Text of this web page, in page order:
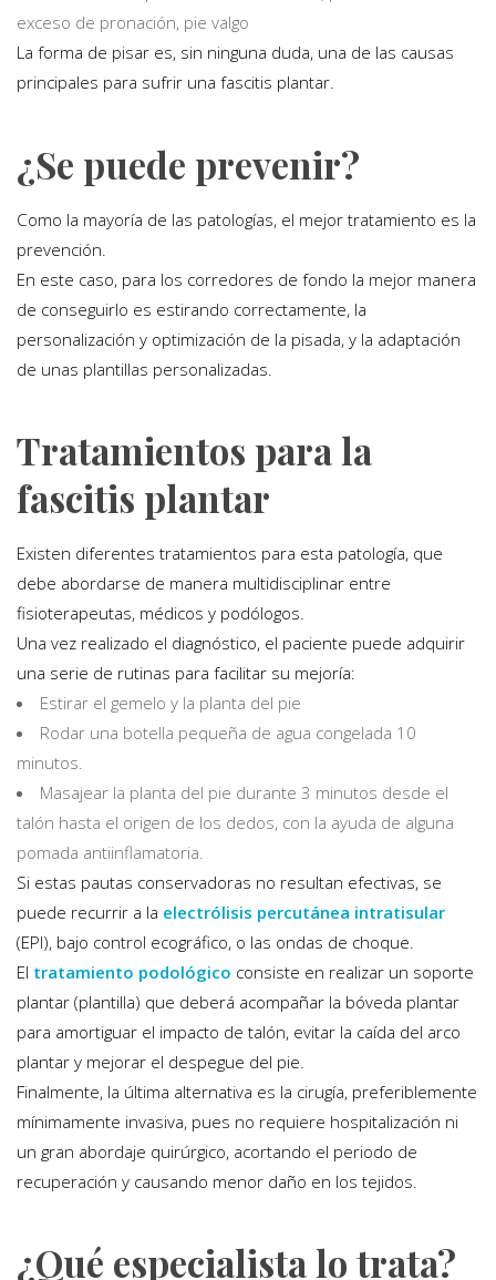
exceso de pronación, pie valgo
La forma de pisar es, sin ninguna duda, una de las causas
principales para sufrir una fascitis plantar.
¿Se puede prevenir?
Como la mayoría de las patologías, el mejor tratamiento es la
prevención.
En este caso, para los corredores de fondo la mejor manera
de conseguirlo es estirando correctamente, la
personalización y optimización de la pisada, y la adaptación
de unas plantillas personalizadas.
Tratamientos para la
fascitis plantar
Existen diferentes tratamientos para esta patología, que
debe abordarse de manera multidisciplinar entre
fisioterapeutas, médicos y podólogos.
Una vez realizado el diagnóstico, el paciente puede adquirir
una serie de rutinas para facilitar su mejoría:
Estirar el gemelo y la planta del pie
Rodar una botella pequeña de agua congelada 10
minutos.
Masajear la planta del pie durante 3 minutos desde el
talón hasta el origen de los dedos, con la ayuda de alguna
pomada antiinflamatoria.
Si estas pautas conservadoras no resultan efectivas, se
puede recurrir a la electrólisis percutánea intratisular
(EPI), bajo control ecográfico, o las ondas de choque.
El tratamiento podológico consiste en realizar un soporte
plantar (plantilla) que deberá acompañar la bóveda plantar
para amortiguar el impacto de talón, evitar la caída del arco
plantar y mejorar el despegue del pie.
Finalmente, la última alternativa es la cirugía, preferiblemente
mínimamente invasiva, pues no requiere hospitalización ni
un gran abordaje quirúrgico, acortando el periodo de
recuperación y causando menor daño en los tejidos.
¿Qué especialista lo trata?